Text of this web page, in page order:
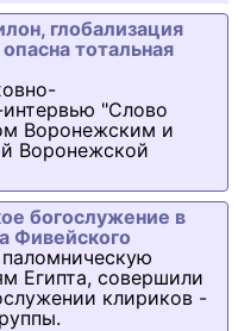
глобализация
тотальная
"Слово
Воронежским и
Воронежской
богослужение в
Фивейского
Египта, совершили
клириков -